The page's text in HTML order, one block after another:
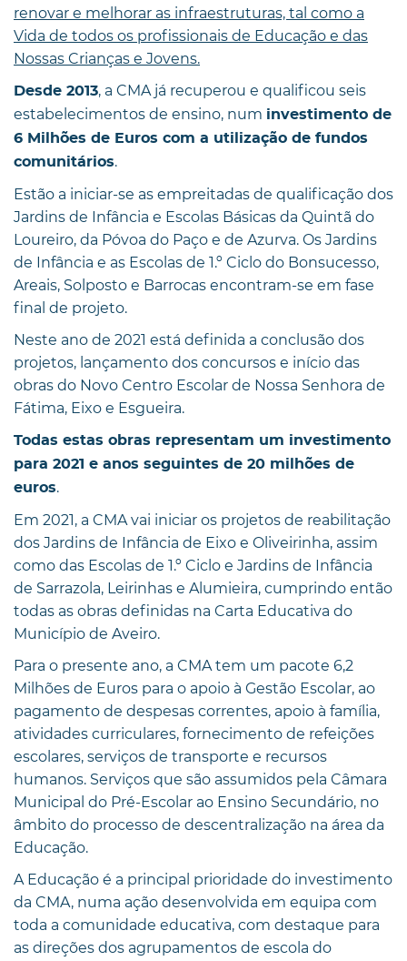
renovar e melhorar as infraestruturas, tal como a
Vida de todos os profissionais de Educação e das
Nossas Crianças e Jovens.
Desde 2013, a CMA já recuperou e qualificou seis
estabelecimentos de ensino, num investimento de
6 Milhões de Euros com a utilização de fundos
comunitários.
Estão a iniciar-se as empreitadas de qualificação dos
Jardins de Infância e Escolas Básicas da Quintã do
Loureiro, da Póvoa do Paço e de Azurva. Os Jardins
de Infância e as Escolas de 1.º Ciclo do Bonsucesso,
Areais, Solposto e Barrocas encontram-se em fase
final de projeto.
Neste ano de 2021 está definida a conclusão dos
projetos, lançamento dos concursos e início das
obras do Novo Centro Escolar de Nossa Senhora de
Fátima, Eixo e Esgueira.
Todas estas obras representam um investimento
para 2021 e anos seguintes de 20 milhões de
euros.
Em 2021, a CMA vai iniciar os projetos de reabilitação
dos Jardins de Infância de Eixo e Oliveirinha, assim
como das Escolas de 1.º Ciclo e Jardins de Infância
de Sarrazola, Leirinhas e Alumieira, cumprindo então
todas as obras definidas na Carta Educativa do
Município de Aveiro.
Para o presente ano, a CMA tem um pacote 6,2
Milhões de Euros para o apoio à Gestão Escolar, ao
pagamento de despesas correntes, apoio à família,
atividades curriculares, fornecimento de refeições
escolares, serviços de transporte e recursos
humanos. Serviços que são assumidos pela Câmara
Municipal do Pré-Escolar ao Ensino Secundário, no
âmbito do processo de descentralização na área da
Educação.
A Educação é a principal prioridade do investimento
da CMA, numa ação desenvolvida em equipa com
toda a comunidade educativa, com destaque para
as direções dos agrupamentos de escola do